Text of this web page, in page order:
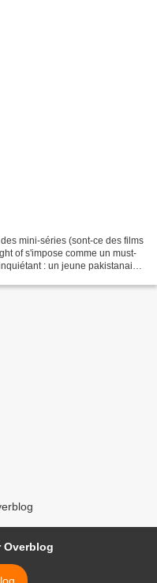
mini-séries (sont-ce des films
of s'impose comme un must-
: un jeune pakistanais
Overblog